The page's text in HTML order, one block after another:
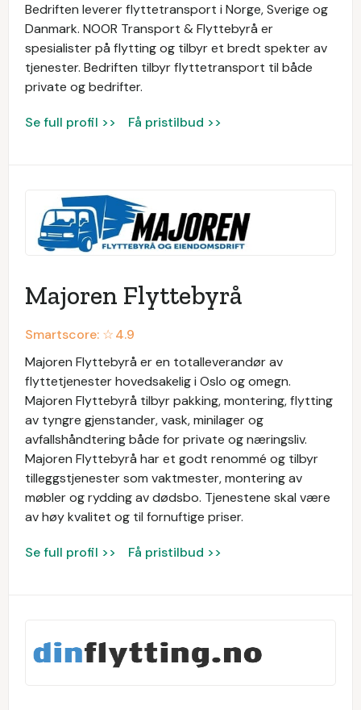
Bedriften leverer flyttetransport i Norge, Sverige og
Danmark. NOOR Transport & Flyttebyrå er
spesialister på flytting og tilbyr et bredt spekter av
tjenester. Bedriften tilbyr flyttetransport til både
private og bedrifter.
Se full profil >> Få pristilbud >>
Majoren Flyttebyrå
Smartscore: ☆4.9
Majoren Flyttebyrå er en totalleverandør av
flyttetjenester hovedsakelig i Oslo og omegn.
Majoren Flyttebyrå tilbyr pakking, montering, flytting
av tyngre gjenstander, vask, minilager og
avfallshåndtering både for private og næringsliv.
Majoren Flyttebyrå har et godt renommé og tilbyr
tilleggstjenester som vaktmester, montering av
møbler og rydding av dødsbo. Tjenestene skal være
av høy kvalitet og til fornuftige priser.
Se full profil >> Få pristilbud >>